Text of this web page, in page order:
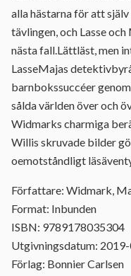
alla hästarna för att
tävlingen, och Lasse
nästa fall.Lättläst, men
LasseMajas
barnbokssuccéer
sålda världen över och
Widmarks charmiga
Willis skruvade bilder
oemotståndligt
Författare: Widmark,
Format: Inbunden
ISBN: 9789178035304
Utgivningsdatum:
Förlag: Bonnier Carlsen